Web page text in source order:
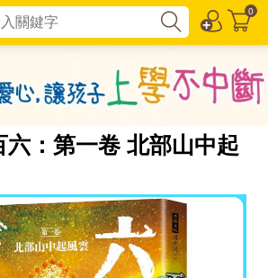
0
六：第一卷 北部山中起